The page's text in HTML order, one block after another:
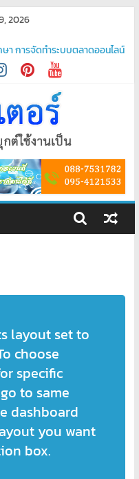
2026
การจัดทำระบบตลาดออนไลน์
พ – ตอบโจทย์ทุกความต้องการ
layout set to
choose
specific
to same
dashboard
you want
box.